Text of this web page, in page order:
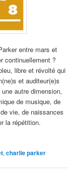
entre mars et
continuellement ?
libre et révolté qui
et auditeur(e)s
autre dimension,
de musique, de
vie, de naissances
la répétition.
,charlie parker